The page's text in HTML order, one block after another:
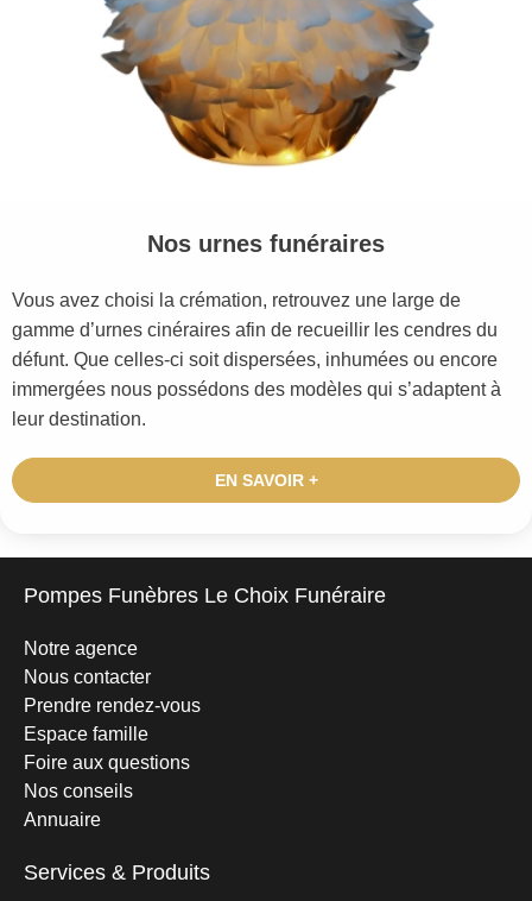
Nos urnes funéraires
Vous avez choisi la crémation, retrouvez une large de
gamme d’urnes cinéraires afin de recueillir les cendres du
défunt. Que celles-ci soit dispersées, inhumées ou encore
immergées nous possédons des modèles qui s’adaptent à
leur destination.
EN SAVOIR +
Pompes Funèbres Le Choix Funéraire
Notre agence
Nous contacter
Prendre rendez-vous
Espace famille
Foire aux questions
Nos conseils
Annuaire
Services & Produits